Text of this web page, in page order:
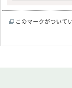
このマークがついて